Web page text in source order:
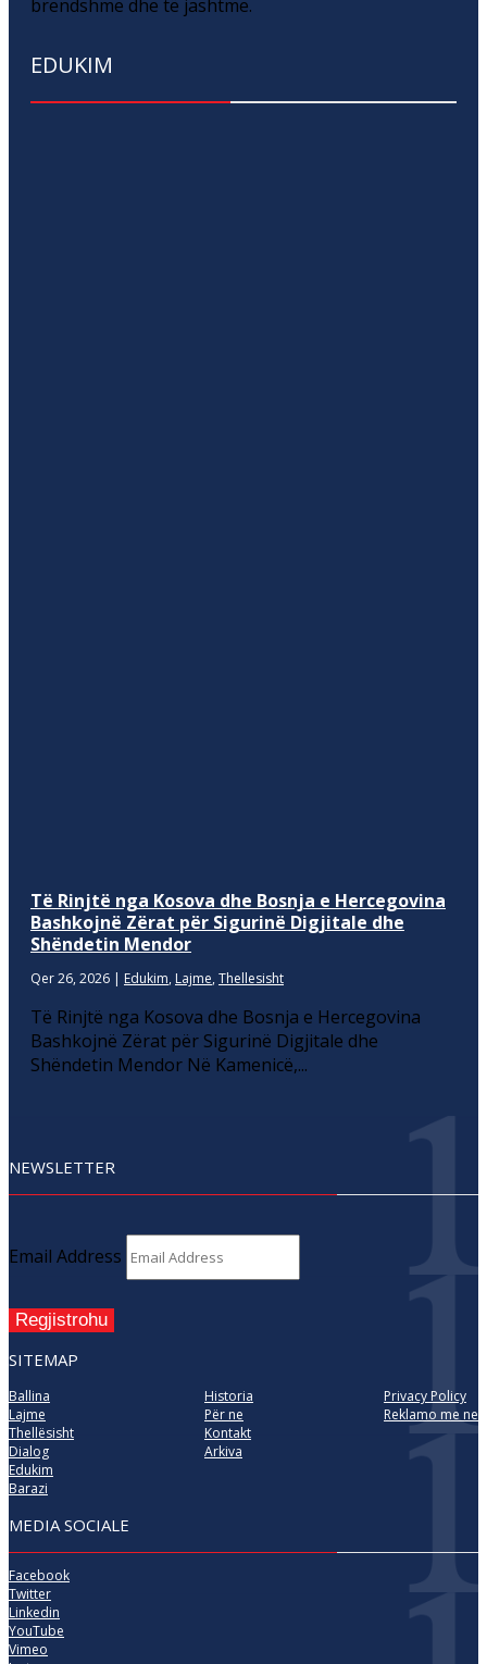
brendshme dhe të jashtme.
EDUKIM
Të Rinjtë nga Kosova dhe Bosnja e Hercegovina
Bashkojnë Zërat për Sigurinë Digjitale dhe
Shëndetin Mendor
Qer 26, 2026 | Edukim, Lajme, Thellesisht
Të Rinjtë nga Kosova dhe Bosnja e Hercegovina
Bashkojnë Zërat për Sigurinë Digjitale dhe
Shëndetin Mendor Në Kamenicë,...
NEWSLETTER
Email Address
Regjistrohu
SITEMAP
Ballina
Lajme
Thellësisht
Dialog
Edukim
Barazi
Historia
Për ne
Kontakt
Arkiva
Privacy Policy
Reklamo me ne
MEDIA SOCIALE
Facebook
Twitter
Linkedin
YouTube
Vimeo